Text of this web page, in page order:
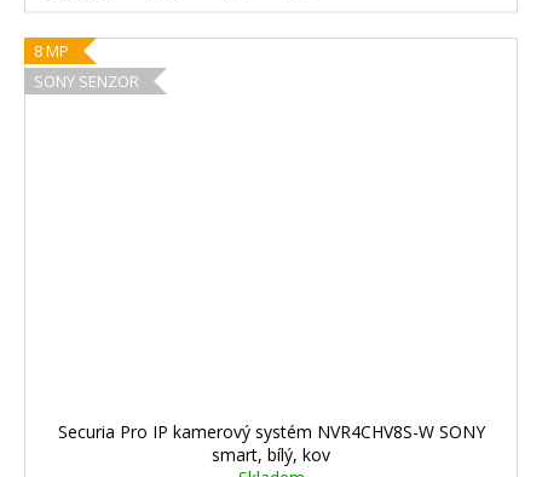
8 MP
SONY SENZOR
Securia Pro IP kamerový systém NVR4CHV8S-W SONY
smart, bílý, kov